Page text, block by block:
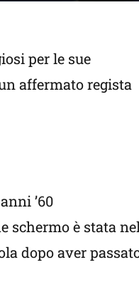
per le sue
affermato regista
’60
schermo è stata
dopo aver